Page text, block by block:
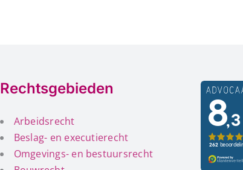
Rechtsgebieden
Arbeidsrecht
Beslag- en executierecht
Omgevings- en bestuursrecht